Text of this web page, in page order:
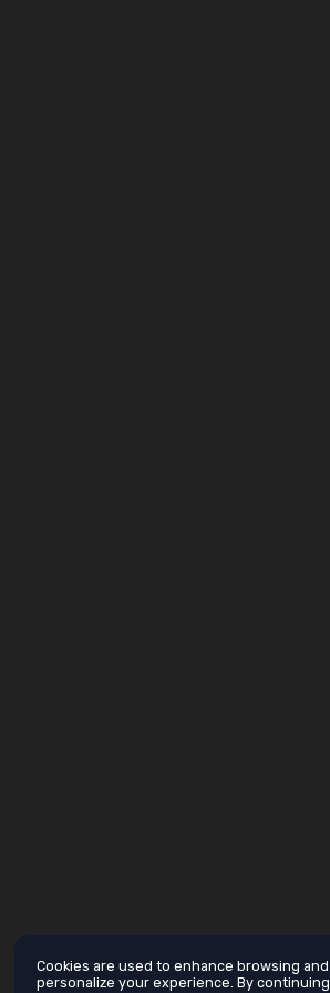
Cookies are used to enhance browsing and
personalize your experience. By continuing